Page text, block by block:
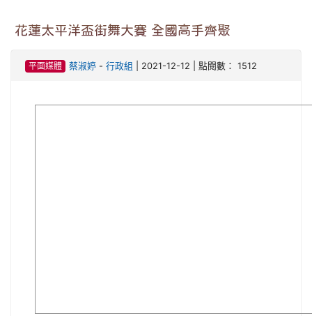
花蓮太平洋盃街舞大賽 全國高手齊聚
平面媒體 蔡淑婷- 行政組 | 2021-12-12 | 點閱數： 1512